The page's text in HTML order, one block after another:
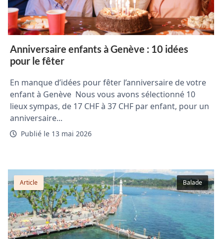
Anniversaire enfants à Genève : 10 idées
pour le fêter
En manque d’idées pour fêter l’anniversaire de votre
enfant à Genève Nous vous avons sélectionné 10
lieux sympas, de 17 CHF à 37 CHF par enfant, pour un
anniversaire...
Publié le 13 mai 2026
Balade
Article